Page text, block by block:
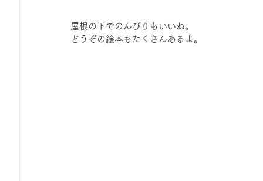
屋根の下でのんびりもいいね。
どうぞの絵本もたくさんあるよ。